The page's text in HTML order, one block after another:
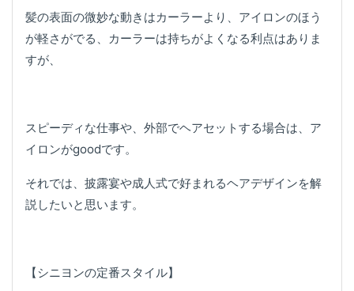
髪の表面の微妙な動きはカーラーより、アイロンのほう
が軽さがでる、カーラーは持ちがよくなる利点はありま
すが、
スピーディな仕事や、外部でヘアセットする場合は、ア
イロンがgoodです。
それでは、披露宴や成人式で好まれるヘアデザインを解
説したいと思います。
【シニヨンの定番スタイル】